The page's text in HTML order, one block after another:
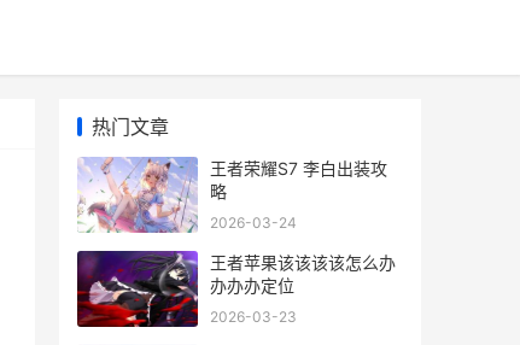
热门文章
王者荣耀S7 李白出装攻
略
2026-03-24
王者苹果该该该该怎么办
办办办定位
2026-03-23